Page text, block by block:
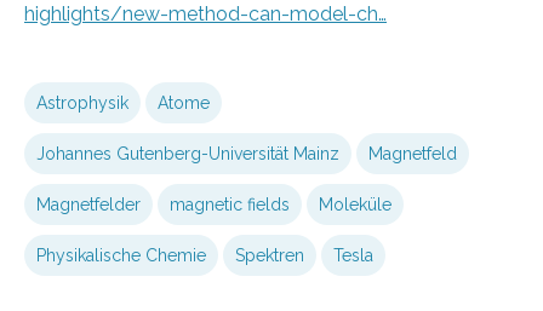
highlights/new-method-can-model-ch…
Astrophysik Atome
Johannes Gutenberg-Universität Mainz Magnetfeld
Magnetfelder magnetic fields Moleküle
Physikalische Chemie Spektren Tesla